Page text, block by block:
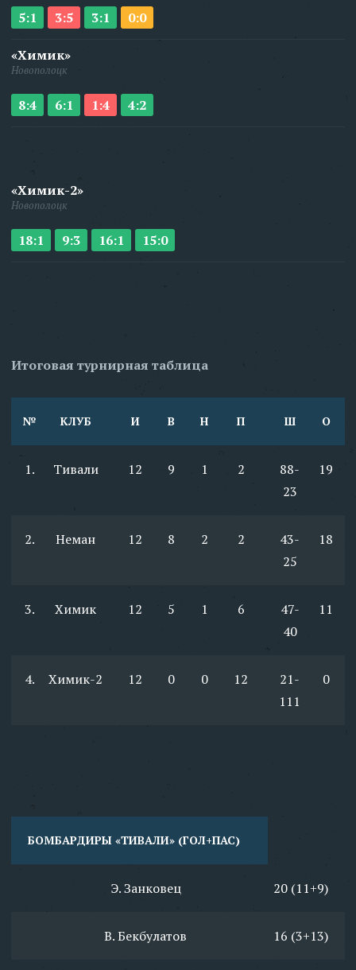
5:1 3:5 3:1 0:0
«Химик»
Новополоцк
8:4 6:1 1:4 4:2
«Химик-2»
Новополоцк
18:1 9:3 16:1 15:0
Итоговая турнирная таблица
№ КЛУБ И В Н П Ш О
1. Тивали 12 9 1 2
88-
23
19
2. Неман 12 8 2 2
43-
25
18
3. Химик 12 5 1 6
47-
40
11
4. Химик-2 12 0 0 12
21-
111
0
БОМБАРДИРЫ «ТИВАЛИ» (ГОЛ+ПАС)
Э. Занковец 20 (11+9)
В. Бекбулатов 16 (3+13)